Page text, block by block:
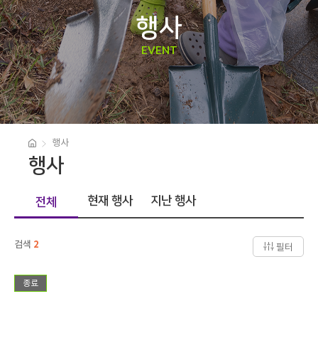
행사
EVENT
행사
행사
전체 현재 행사 지난 행사
검색 2 필터
종료